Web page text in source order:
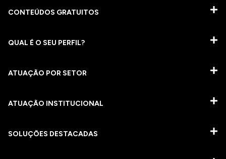
CONTEÚDOS GRATUITOS
QUAL É O SEU PERFIL?
ATUAÇÃO POR SETOR
ATUAÇÃO INSTITUCIONAL
SOLUÇÕES DESTACADAS